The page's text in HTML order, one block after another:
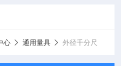
心 通用量具 外径千分尺